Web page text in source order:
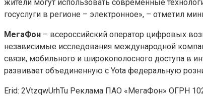
жители могут использовать современные
госуслуги в регионе – электронное», – отметил
МегаФон – всероссийский оператор цифровых
независимые исследования международной
связи, мобильного и широкополосного доступа в
развивает объединенную с Yota федеральную
Erid: 2VtzqwUrhTu Реклама ПАО «МегаФон» ОГРН